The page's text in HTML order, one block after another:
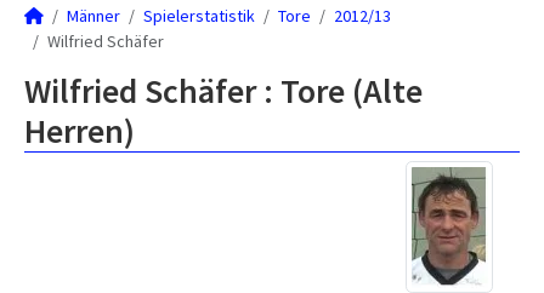
Männer Spielerstatistik Tore
2012/13
Wilfried Schäfer
Wilfried Schäfer : Tore (Alte
Herren)